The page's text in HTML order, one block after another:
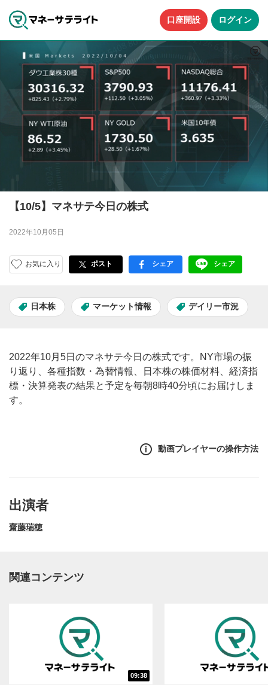
口座開設 ログイン
【10/5】マネサテ今日の株式
2022年10月05日
お気に入り ポスト facebook
シェア LINE
シェア
日本株 マーケット情報 デイリー市況
2022年10月5日のマネサテ今日の株式です。NY市場の振
り返り、各種指数・為替情報、日本株の株価材料、経済指
標・決算発表の結果と予定を毎朝8時40分頃にお届けしま
す。
動画プレイヤーの操作方法
動画再生エリア
動画再生エリアをクリックすると、動画を再生または
出演者
齋藤瑞穂
関連コンテンツ
09:38